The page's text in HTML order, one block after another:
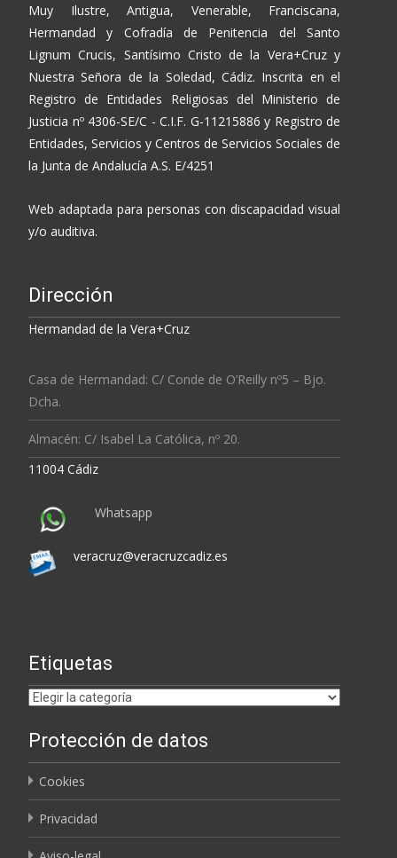
Muy Ilustre, Antigua, Venerable, Franciscana,
Hermandad y Cofradía de Penitencia del Santo
Lignum Crucis, Santísimo Cristo de la Vera+Cruz y
Nuestra Señora de la Soledad, Cádiz. Inscrita en el
Registro de Entidades Religiosas del Ministerio de
Justicia nº 4306-SE/C - C.I.F. G-11215886 y Registro de
Entidades, Servicios y Centros de Servicios Sociales de
la Junta de Andalucía A.S. E/4251
Web adaptada para personas con discapacidad visual
y/o auditiva.
Dirección
Hermandad de la Vera+Cruz
Casa de Hermandad: C/ Conde de O’Reilly nº5 – Bjo.
Dcha.
Almacén: C/ Isabel La Católica, nº 20.
11004 Cádiz
Whatsapp
veracruz@veracruzcadiz.es
Etiquetas
Etiquetas
Protección de datos
Cookies
Privacidad